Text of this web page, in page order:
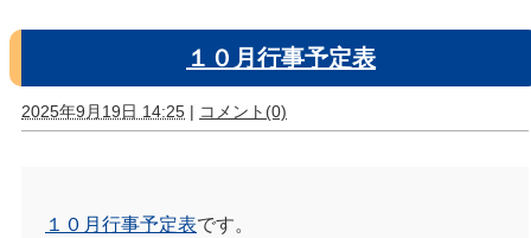
１０月行事予定表
2025年9月19日 14:25 | コメント(0)
１０月行事予定表です。